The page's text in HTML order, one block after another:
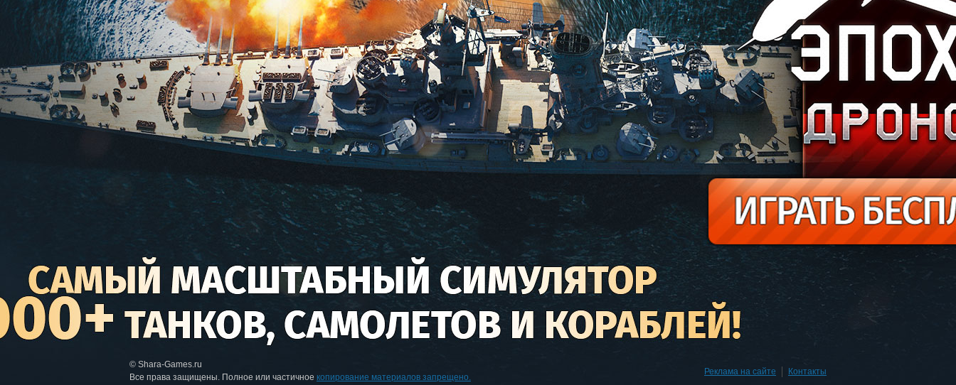
© Shara-Games.ru
Все права защищены. Полное или частичное копирование материалов запрещено.
Реклама на сайте Контакты